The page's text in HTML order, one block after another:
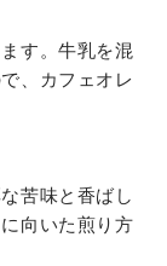
す。牛乳を混
、カフェオレ
苦味と香ばし
向いた煎り方